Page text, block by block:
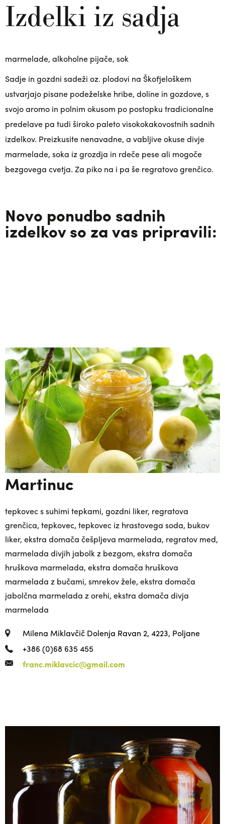
Izdelki iz sadja
marmelade, alkoholne pijače, sok
Sadje in gozdni sadeži oz. plodovi na Škofjeloškem
ustvarjajo pisane podeželske hribe, doline in gozdove, s
svojo aromo in polnim okusom po postopku tradicionalne
predelave pa tudi široko paleto visokokakovostnih sadnih
izdelkov. Preizkusite nenavadne, a vabljive okuse divje
marmelade, soka iz grozdja in rdeče pese ali mogoče
bezgovega cvetja. Za piko na i pa še regratovo grenčico.
Novo ponudbo sadnih
izdelkov so za vas pripravili:
Martinuc
tepkovec s suhimi tepkami, gozdni liker, regratova
grenčica, tepkovec, tepkovec iz hrastovega soda, bukov
liker, ekstra domača češpljeva marmelada, regratov med,
marmelada divjih jabolk z bezgom, ekstra domača
hruškova marmelada, ekstra domača hruškova
marmelada z bučami, smrekov žele, ekstra domača
jabolčna marmelada z orehi, ekstra domača divja
marmelada
Milena Miklavčič Dolenja Ravan 2, 4223, Poljane
+386 (0)68 635 455
franc.miklavcic@gmail.com